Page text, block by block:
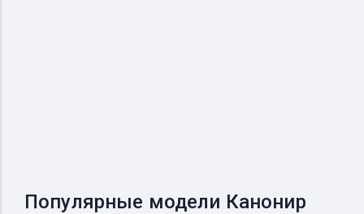
Популярные модели Канонир